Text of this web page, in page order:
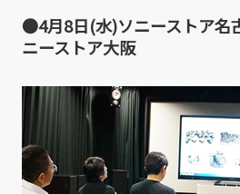
●4月8日(水)ソニーストア名
ニーストア大阪